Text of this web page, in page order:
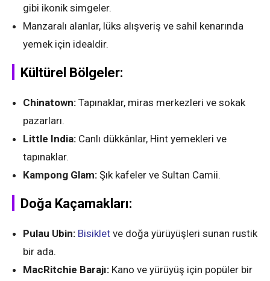
gibi ikonik simgeler.
Manzaralı alanlar, lüks alışveriş ve sahil kenarında
yemek için idealdir.
Kültürel Bölgeler:
Chinatown: Tapınaklar, miras merkezleri ve sokak
pazarları.
Little India: Canlı dükkânlar, Hint yemekleri ve
tapınaklar.
Kampong Glam: Şık kafeler ve Sultan Camii.
Doğa Kaçamakları:
Pulau Ubin: Bisiklet ve doğa yürüyüşleri sunan rustik
bir ada.
MacRitchie Barajı: Kano ve yürüyüş için popüler bir